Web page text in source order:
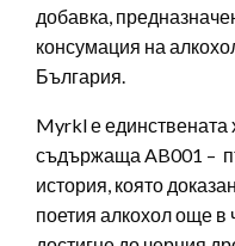
добавка,
консумация на
България.
Myrkl е единствената
съдържаща AB001 –
история, която
поетия алкохол още в